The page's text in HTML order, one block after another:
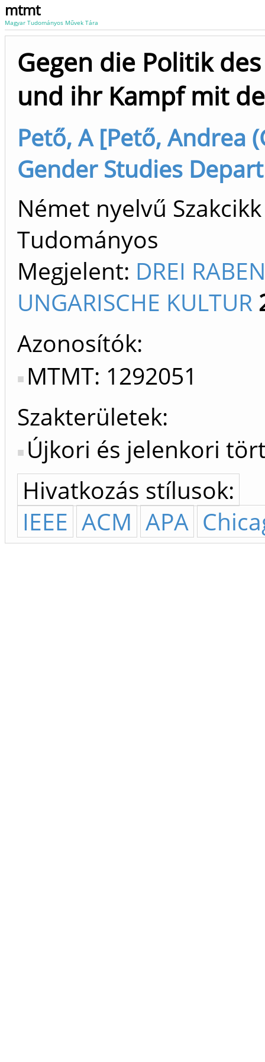
mtmt
Magyar Tudományos Művek Tára
Gegen die Politik
und ihr Kampf mit
Pető, A [Pető, Andrea
Gender Studies
Német nyelvű
Tudományos
Megjelent: DREI
UNGARISCHE KULTUR
Azonosítók
MTMT: 1292051
Szakterületek:
Újkori és jelenkori
Hivatkozás stílusok:
IEEE ACM APA